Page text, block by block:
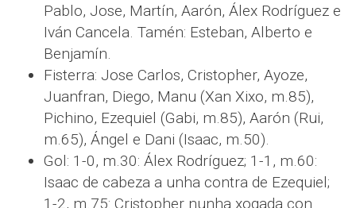
Pablo, Jose, Martín, Aarón, Álex Rodríguez e
Iván Cancela. Tamén: Esteban, Alberto e
Benjamín.
Fisterra: Jose Carlos, Cristopher, Ayoze,
Juanfran, Diego, Manu (Xan Xixo, m.85),
Pichino, Ezequiel (Gabi, m.85), Aarón (Rui,
m.65), Ángel e Dani (Isaac, m.50).
Gol: 1-0, m.30: Álex Rodríguez; 1-1, m.60:
Isaac de cabeza a unha contra de Ezequiel;
1-2, m.75: Cristopher nunha xogada con